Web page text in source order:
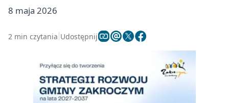
8 maja 2026
2 min czytania Udostępnij